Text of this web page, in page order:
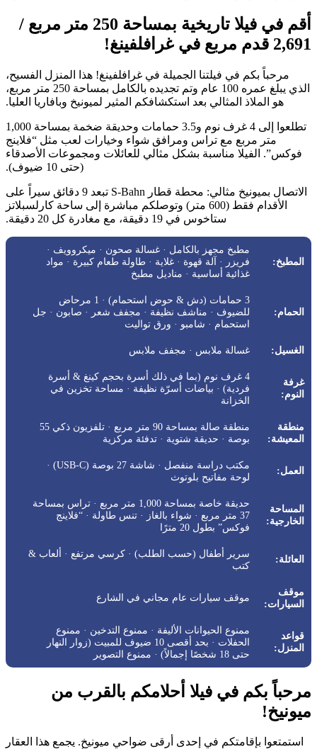
أقم في فيلا تاريخية بمساحة 250 متر مربع /
2,691 قدم مربع في غرافلفينغ!
مرحباً بكم في فيلتنا الجميلة في غرافلفينغ! هذا المنزل الفسيح،
الذي يبلغ عمره 100 عام وتم تجديده بالكامل بمساحة 250 متر مربع،
هو الملاذ المثالي بعد استكشافكم المثير لميونيخ وبافاريا العليا.
تطلعوا إلى 4 غرف نوم و3.5 حمامات وحديقة ضخمة بمساحة 1,000
متر مربع مع تراس ومرافق شواء وخيارات لعب مثل “فلاينج
فوكس”. الفيلا مناسبة بشكل مثالي للعائلات ومجموعات الأصدقاء
(حتى 10 ضيوف).
الاتصال بميونيخ مثالي: محطة قطار S-Bahn تبعد 9 دقائق سيراً على
الأقدام فقط (600 متر) وتوصلكم مباشرة إلى ساحة كارلسبلاتز
ستاخوس في 19 دقيقة، مع مغادرة كل 20 دقيقة.
المطبخ:
مطبخ مجهز بالكامل · غسالة صحون · ميكروويف ·
فريزر · آلة قهوة · غلاية · طاولة طعام كبيرة · مواد
غذائية أساسية · مناديل مطبخ
الحمام:
3 حمامات (دش & حوض استحمام) · 1 مرحاض
للضيوف · مناشف نظيفة · مجفف شعر · صابون · جل
استحمام · شامبو · ورق تواليت
الغسيل: غسالة ملابس · مجفف ملابس
غرفة
النوم:
4 غرف نوم (بما في ذلك أسرة بحجم كينغ & أسرة
فردية) · بياضات أسرّة نظيفة · مساحة تخزين في
الخزانة
منطقة
المعيشة:
منطقة صالة بمساحة 90 متر مربع · تلفزيون ذكي 55
بوصة · حديقة شتوية · تدفئة مركزية
العمل:
مكتب دراسة منفصل · شاشة 27 بوصة (USB-C) ·
لوحة مفاتيح بلوتوث
المساحة
الخارجية:
حديقة خاصة بمساحة 1,000 متر مربع · تراس بمساحة
37 متر مربع · شواء بالغاز · تنس طاولة · “فلاينج
فوكس” بطول 20 مترًا
العائلة:
سرير أطفال (حسب الطلب) · كرسي مرتفع · ألعاب &
كتب
موقف
السيارات:
موقف سيارات عام مجاني في الشارع
قواعد
المنزل:
ممنوع الحيوانات الأليفة · ممنوع التدخين · ممنوع
الحفلات · بحد أقصى 10 ضيوف للمبيت (زوار النهار
حتى 18 شخصًا إجمالاً) · ممنوع التصوير
مرحباً بكم في فيلا أحلامكم بالقرب من
ميونيخ!
استمتعوا بإقامتكم في إحدى أرقى ضواحي ميونيخ. يجمع هذا العقار